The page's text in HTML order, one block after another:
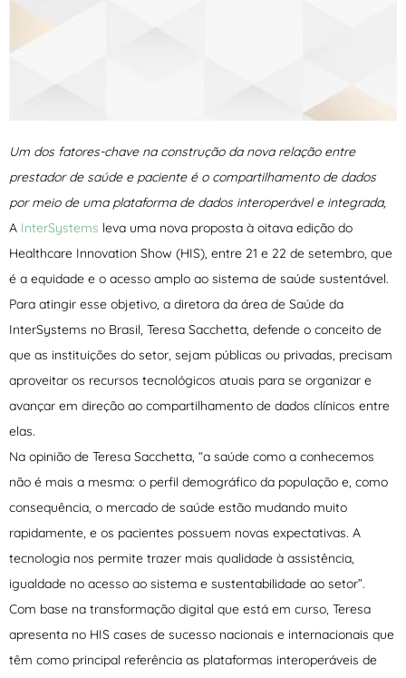
Um dos fatores-chave na construção da nova relação entre
prestador de saúde e paciente é o compartilhamento de dados
por meio de uma plataforma de dados interoperável e integrada,
A InterSystems leva uma nova proposta à oitava edição do
Healthcare Innovation Show (HIS), entre 21 e 22 de setembro, que
é a equidade e o acesso amplo ao sistema de saúde sustentável.
Para atingir esse objetivo, a diretora da área de Saúde da
InterSystems no Brasil, Teresa Sacchetta, defende o conceito de
que as instituições do setor, sejam públicas ou privadas, precisam
aproveitar os recursos tecnológicos atuais para se organizar e
avançar em direção ao compartilhamento de dados clínicos entre
elas.
Na opinião de Teresa Sacchetta, “a saúde como a conhecemos
não é mais a mesma: o perfil demográfico da população e, como
consequência, o mercado de saúde estão mudando muito
rapidamente, e os pacientes possuem novas expectativas. A
tecnologia nos permite trazer mais qualidade à assistência,
igualdade no acesso ao sistema e sustentabilidade ao setor”.
Com base na transformação digital que está em curso, Teresa
apresenta no HIS cases de sucesso nacionais e internacionais que
têm como principal referência as plataformas interoperáveis de